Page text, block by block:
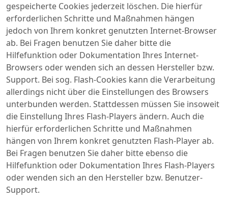
gespeicherte Cookies jederzeit löschen. Die hierfür
erforderlichen Schritte und Maßnahmen hängen
jedoch von Ihrem konkret genutzten Internet-Browser
ab. Bei Fragen benutzen Sie daher bitte die
Hilfefunktion oder Dokumentation Ihres Internet-
Browsers oder wenden sich an dessen Hersteller bzw.
Support. Bei sog. Flash-Cookies kann die Verarbeitung
allerdings nicht über die Einstellungen des Browsers
unterbunden werden. Stattdessen müssen Sie insoweit
die Einstellung Ihres Flash-Players ändern. Auch die
hierfür erforderlichen Schritte und Maßnahmen
hängen von Ihrem konkret genutzten Flash-Player ab.
Bei Fragen benutzen Sie daher bitte ebenso die
Hilfefunktion oder Dokumentation Ihres Flash-Players
oder wenden sich an den Hersteller bzw. Benutzer-
Support.